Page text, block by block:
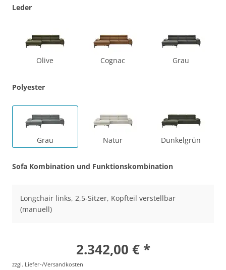
Leder
Olive Cognac Grau
Polyester
Grau Natur Dunkelgrün
Sofa Kombination und Funktionskombination
Longchair links, 2,5-Sitzer, Kopfteil verstellbar
(manuell)
2.342,00 € *
zzgl. Liefer-/Versandkosten